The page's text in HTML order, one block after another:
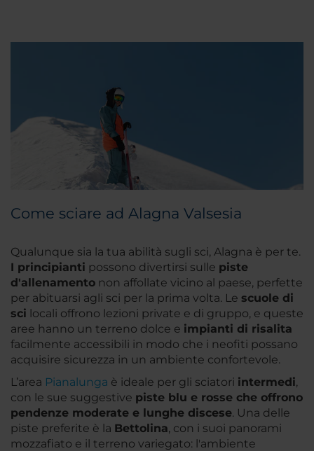
Come sciare ad Alagna Valsesia
Qualunque sia la tua abilità sugli sci, Alagna è per te.
I principianti possono divertirsi sulle piste
d'allenamento non affollate vicino al paese, perfette
per abituarsi agli sci per la prima volta. Le scuole di
sci locali offrono lezioni private e di gruppo, e queste
aree hanno un terreno dolce e impianti di risalita
facilmente accessibili in modo che i neofiti possano
acquisire sicurezza in un ambiente confortevole.
L’area Pianalunga è ideale per gli sciatori intermedi,
con le sue suggestive piste blu e rosse che offrono
pendenze moderate e lunghe discese. Una delle
piste preferite è la Bettolina, con i suoi panorami
mozzafiato e il terreno variegato: l'ambiente